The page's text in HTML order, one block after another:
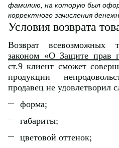
фамилию, на которую был
корректного зачисления
Условия возврата
Возврат всевозможных
законом «О Защите прав
ст.9 клиент сможет
продукции
продавец не удовлетворил
форма;
габариты;
цветовой оттенок;